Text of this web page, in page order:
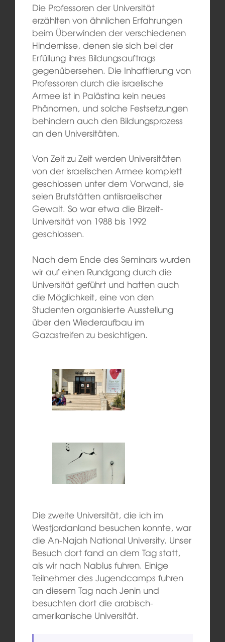
Die Professoren der Universität
erzählten von ähnlichen Erfahrungen
beim Überwinden der verschiedenen
Hindernisse, denen sie sich bei der
Erfüllung ihres Bildungsauftrags
gegenübersehen. Die Inhaftierung von
Professoren durch die israelische
Armee ist in Palästina kein neues
Phänomen, und solche Festsetzungen
behindern auch den Bildungsprozess
an den Universitäten.
Von Zeit zu Zeit werden Universitäten
von der israelischen Armee komplett
geschlossen unter dem Vorwand, sie
seien Brutstätten antiisraelischer
Gewalt. So war etwa die Birzeit-
Universität von 1988 bis 1992
geschlossen.
Nach dem Ende des Seminars wurden
wir auf einen Rundgang durch die
Universität geführt und hatten auch
die Möglichkeit, eine von den
Studenten organisierte Ausstellung
über den Wiederaufbau im
Gazastreifen zu besichtigen.
Die zweite Universität, die ich im
Westjordanland besuchen konnte, war
die An-Najah National University. Unser
Besuch dort fand an dem Tag statt,
als wir nach Nablus fuhren. Einige
Teilnehmer des Jugendcamps fuhren
an diesem Tag nach Jenin und
besuchten dort die arabisch-
amerikanische Universität.